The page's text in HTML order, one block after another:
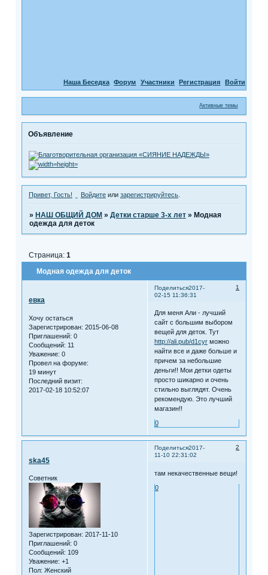
Наша Беседка Форум Участники Регистрация Войти
Активные темы
Объявление
Привет, Гость! Войдитеили зарегистрируйтесь.
» НАШ ОБЩИЙ ДОМ » Детки старше 3-х лет » Модная
одежда для деток
Модная одежда для деток
Страница: 1
Поделиться 1
2017-
02-15 11:36:31
евка
Хочу остаться
Зарегистрирован: 2015-06-08
Приглашений: 0
Сообщений: 11
Уважение: 0
Провел на форуме:
19 минут
Последний визит:
2017-02-18 10:52:07
Для меня Али - лучший
сайт с большим выбором
вещей для деток. Тут
http://ali.pub/d1cyrможно
найти все и даже больше и
причем за небольшие
деньги!! Мои детки одеты
просто шикарно и очень
стильно выглядят. Очень
рекомендую. Это лучший
магазин!!
0
Поделиться 2
2017-
11-10 22:31:02
ska45
Советник
Зарегистрирован: 2017-11-10
Приглашений: 0
Сообщений: 109
Уважение: +1
Пол: Женский
там некачественные вещи!
0